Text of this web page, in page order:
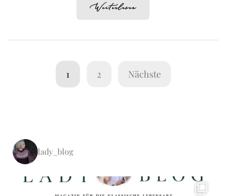
Weiterlesen
1 2 Nächste
lady_blog